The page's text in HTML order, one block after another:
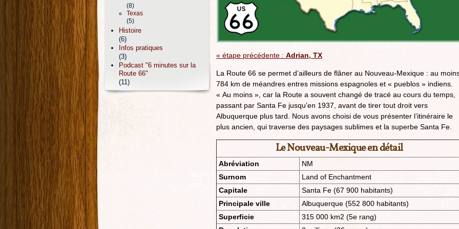
« étape précédente : Adrian, TX
La Route 66 se permet d’ailleurs de flâner au Nouveau-Mexique : au
784 km de méandres entres missions espagnoles et « pueblos » indiens.
« Au moins », car la Route a souvent changé de tracé au cours du temps,
passant par Santa Fe jusqu’en 1937, avant de tirer tout droit vers
Albuquerque plus tard. Nous avons choisi de vous présenter l’itinéraire le
plus ancien, qui traverse des paysages sublimes et la superbe Santa Fe.
Le Nouveau-Mexique en détail
Abréviation
NM
Surnom
Land of Enchantment
Capitale
Santa Fe (67 900 habitants)
Principale ville
Albuquerque (552 800 habitants)
Superficie
315 000 km2 (5e rang)
(8)
Texas
(5)
Histoire
(6)
Infos pratiques
(3)
Podcast "6 minutes sur la
Route 66"
(11)